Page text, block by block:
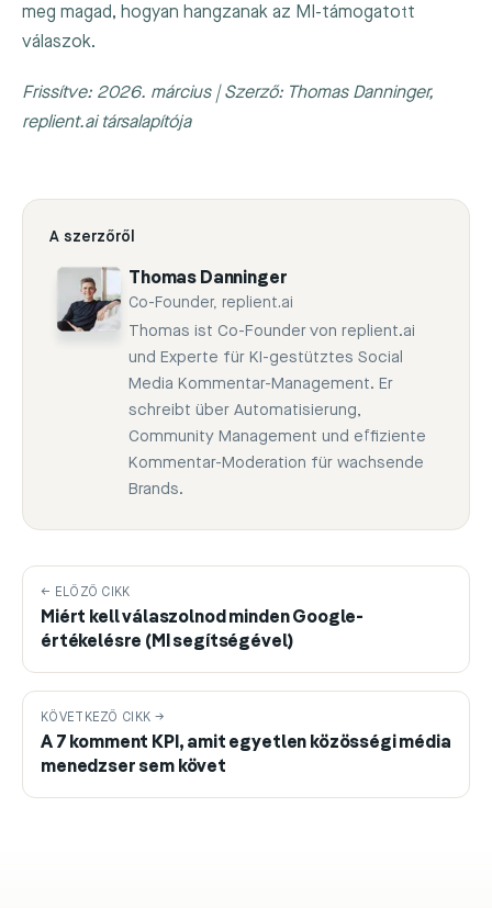
meg magad, hogyan hangzanak az MI-támogatott
válaszok.
Frissítve: 2026. március | Szerző: Thomas Danninger,
replient.ai társalapítója
A szerzőről
Thomas Danninger
Co-Founder, replient.ai
Thomas ist Co-Founder von replient.ai
und Experte für KI-gestütztes Social
Media Kommentar-Management. Er
schreibt über Automatisierung,
Community Management und effiziente
Kommentar-Moderation für wachsende
Brands.
← ELŐZŐ CIKK
Miért kell válaszolnod minden Google-
értékelésre (MI segítségével)
KÖVETKEZŐ CIKK →
A 7 komment KPI, amit egyetlen közösségi média
menedzser sem követ